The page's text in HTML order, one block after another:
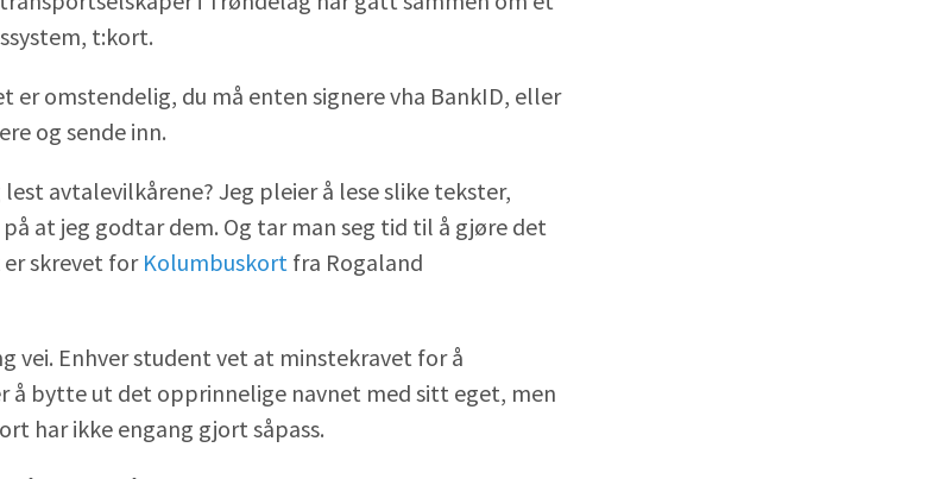
t:kort.
er omstendelig, du må enten signere vha BankID, eller
og sende inn.
avtalevilkårene? Jeg pleier å lese slike tekster,
at jeg godtar dem. Og tar man seg tid til å gjøre det
skrevet for Kolumbuskort fra Rogaland
vei. Enhver student vet at minstekravet for å
å bytte ut det opprinnelige navnet med sitt eget, men
har ikke engang gjort såpass.